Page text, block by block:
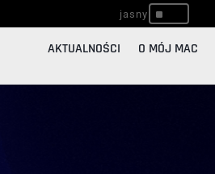
^
AKTUALNOŚCI O MÓJ MAC